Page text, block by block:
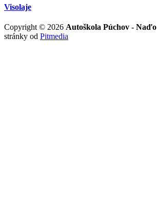
Visolaje
Copyright © 2026 Autoškola Púchov - Naďo
stránky od Pitmedia